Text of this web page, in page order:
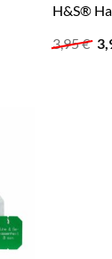
H&S®
3,95€